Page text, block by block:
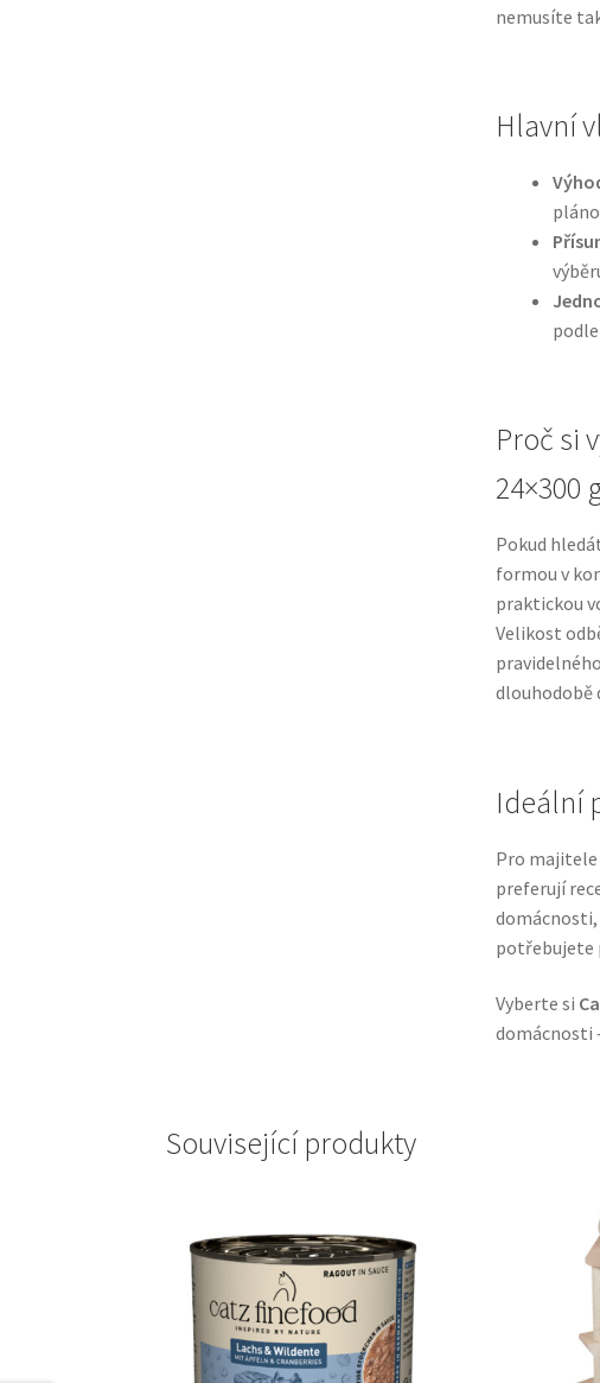
nemusíte
Hlavní
Proč si
24×300
Pokud
formou v
praktickou
Velikost
dlouhodobě
Ideální
Pro
preferují
domácnosti,
potřebujete
Vyberte si
domácnosti
Související produkty